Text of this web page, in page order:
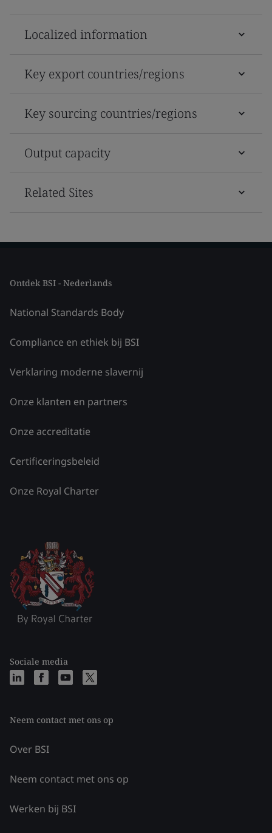
Localized information
Key export countries/regions
Key sourcing countries/regions
Output capacity
Related Sites
Ontdek BSI - Nederlands
National Standards Body
Compliance en ethiek bij BSI
Verklaring moderne slavernij
Onze klanten en partners
Onze accreditatie
Certificeringsbeleid
Onze Royal Charter
Sociale media
Neem contact met ons op
Over BSI
Neem contact met ons op
Werken bij BSI